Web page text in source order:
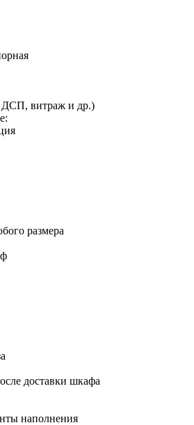
ДСП, витраж и др.)
размера
доставки шкафа
наполнения